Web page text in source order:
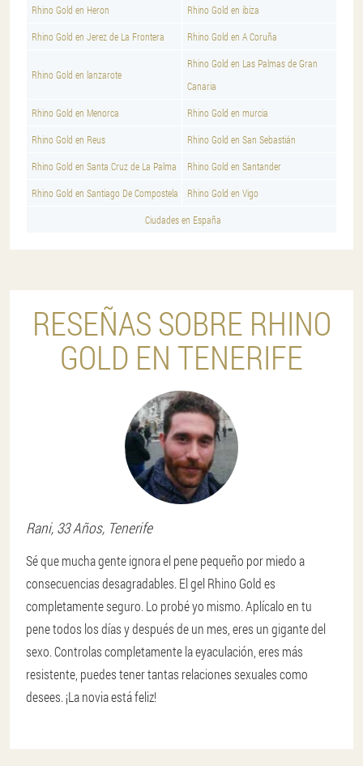
Rhino Gold en Heron Rhino Gold en ibiza
Rhino Gold en Jerez de La Frontera Rhino Gold en A Coruña
Rhino Gold en lanzarote
Rhino Gold en Las Palmas de Gran
Canaria
Rhino Gold en Menorca Rhino Gold en murcia
Rhino Gold en Reus Rhino Gold en San Sebastián
Rhino Gold en Santa Cruz de La Palma Rhino Gold en Santander
Rhino Gold en Santiago De Compostela Rhino Gold en Vigo
Ciudades en España
RESEÑAS SOBRE RHINO
GOLD EN TENERIFE
Rani, 33 Años, Tenerife
Sé que mucha gente ignora el pene pequeño por miedo a
consecuencias desagradables. El gel Rhino Gold es
completamente seguro. Lo probé yo mismo. Aplícalo en tu
pene todos los días y después de un mes, eres un gigante del
sexo. Controlas completamente la eyaculación, eres más
resistente, puedes tener tantas relaciones sexuales como
desees. ¡La novia está feliz!